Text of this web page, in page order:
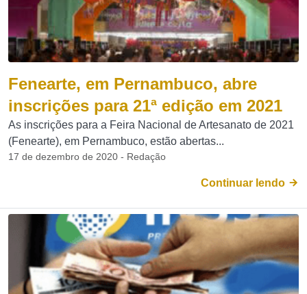
Fenearte, em Pernambuco, abre
inscrições para 21ª edição em 2021
As inscrições para a Feira Nacional de Artesanato de 2021
(Fenearte), em Pernambuco, estão abertas...
17 de dezembro de 2020 - Redação
Continuar lendo